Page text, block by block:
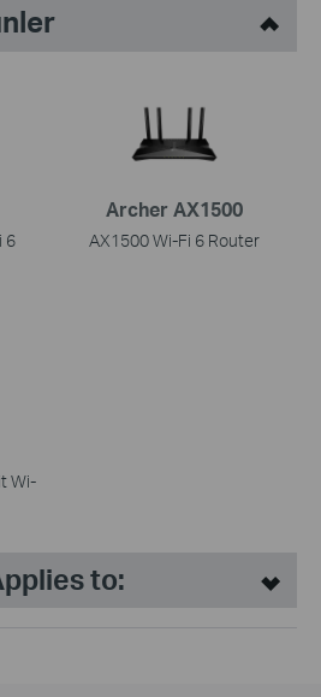
6
Archer AX1500
AX1500 Wi-Fi 6 Router
Wi-
to: